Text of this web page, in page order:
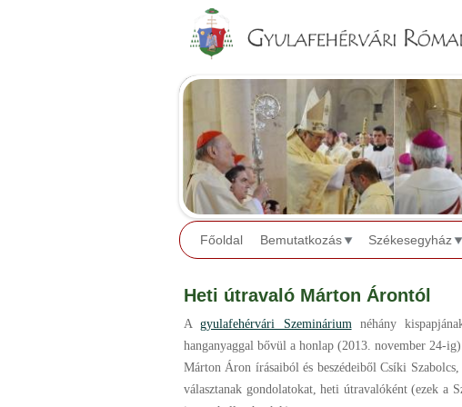
Főoldal Bemutatkozás Székesegyház
Heti útravaló Márton Árontól
Agyulafehérvári Szemináriumnéhány
hanganyaggal bővül a honlap (2013. november 24-
Márton Áron írásaiból és beszédeiből Csíki
választanak gondolatokat, heti útravalóként (ezek a